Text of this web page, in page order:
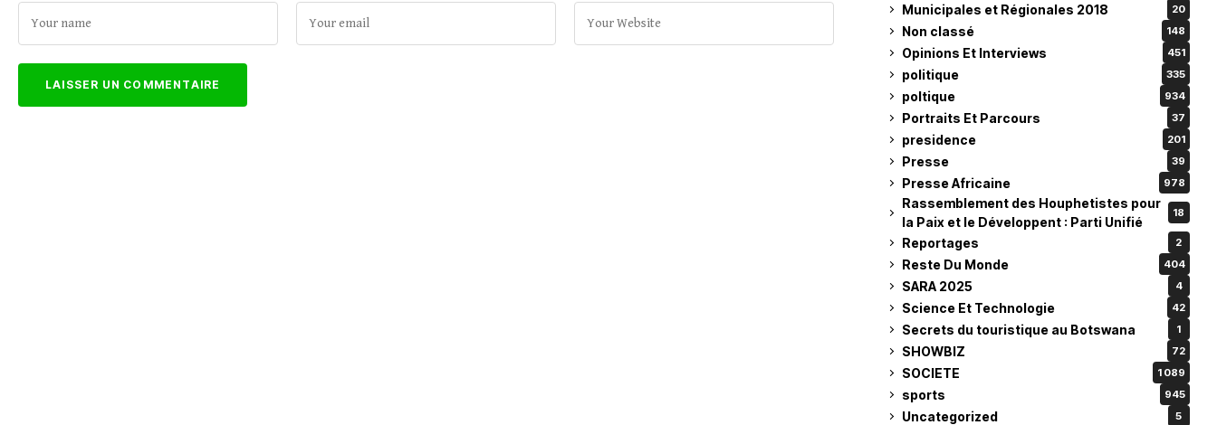
Municipales et Régionales 2018 20
Non classé 148
Opinions Et Interviews 451
politique 335
poltique 934
Portraits Et Parcours 37
presidence 201
Presse 39
Presse Africaine 978
Rassemblement des Houphetistes pour
la Paix et le Développent : Parti Unifié
18
Reportages 2
Reste Du Monde 404
SARA 2025 4
Science Et Technologie 42
Secrets du touristique au Botswana 1
SHOWBIZ 72
SOCIETE 1 089
sports 945
Uncategorized 5